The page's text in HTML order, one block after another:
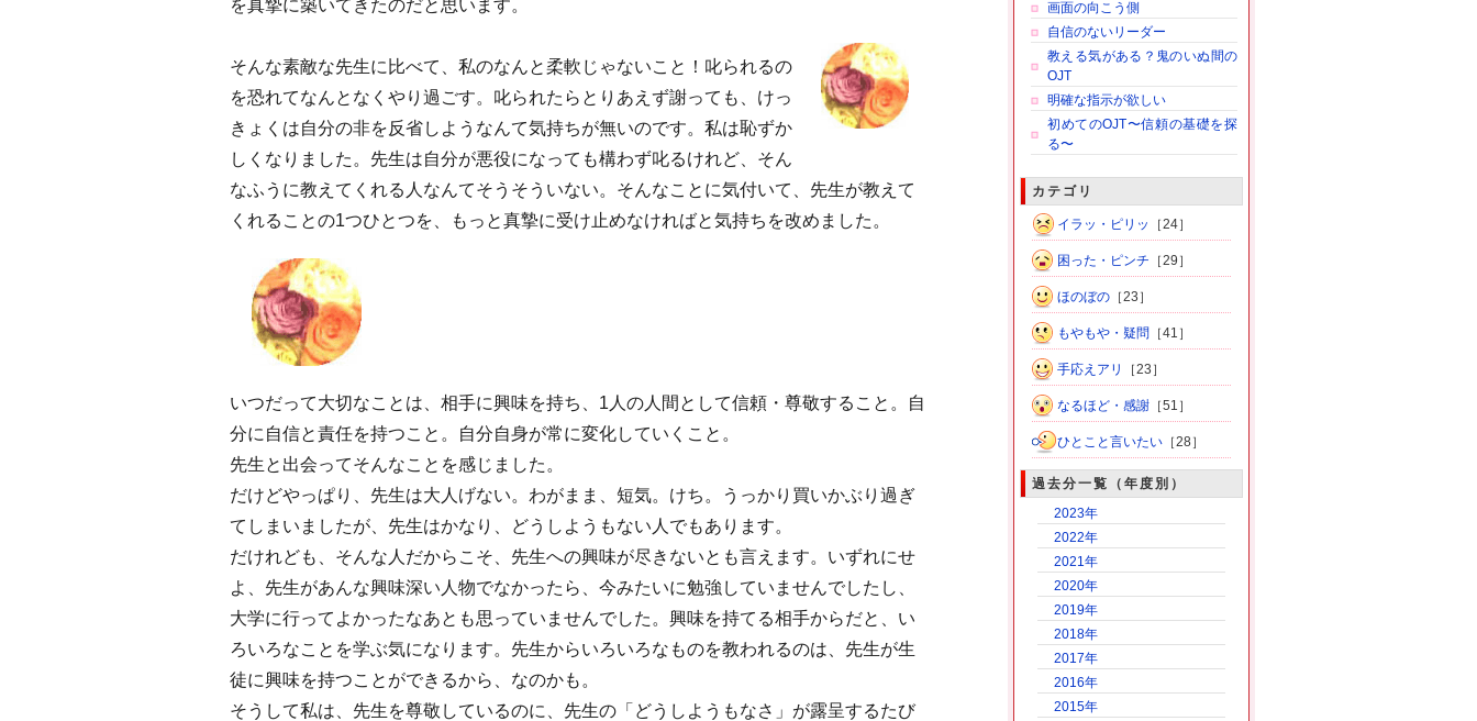
を真摯に築いてきたのだと思います。
そんな素敵な先生に比べて、私のなんと柔軟じゃないこと！叱られるの
を恐れてなんとなくやり過ごす。叱られたらとりあえず謝っても、けっ
きょくは自分の非を反省しようなんて気持ちが無いのです。私は恥ずか
しくなりました。先生は自分が悪役になっても構わず叱るけれど、そん
なふうに教えてくれる人なんてそうそういない。そんなことに気付いて、先生が教えて
くれることの1つひとつを、もっと真摯に受け止めなければと気持ちを改めました。
いつだって大切なことは、相手に興味を持ち、1人の人間として信頼・尊敬すること。自
分に自信と責任を持つこと。自分自身が常に変化していくこと。
先生と出会ってそんなことを感じました。
だけどやっぱり、先生は大人げない。わがまま、短気。けち。うっかり買いかぶり過ぎ
てしまいましたが、先生はかなり、どうしようもない人でもあります。
だけれども、そんな人だからこそ、先生への興味が尽きないとも言えます。いずれにせ
よ、先生があんな興味深い人物でなかったら、今みたいに勉強していませんでしたし、
大学に行ってよかったなあとも思っていませんでした。興味を持てる相手からだと、い
ろいろなことを学ぶ気になります。先生からいろいろなものを教われるのは、先生が生
徒に興味を持つことができるから、なのかも。
そうして私は、先生を尊敬しているのに、先生の「どうしようもなさ」が露呈するたび
画面の向こう側
自信のないリーダー
教える気がある？鬼のいぬ間の
OJT
明確な指示が欲しい
初めてのOJT〜信頼の基礎を探
る〜
カテゴリ
イラッ・ピリッ ［24］
困った・ピンチ ［29］
ほのぼの［23］
もやもや・疑問 ［41］
手応えアリ ［23］
なるほど・感謝［51］
ひとこと言いたい［28］
過去分一覧（年度別）
2023年
2022年
2021年
2020年
2019年
2018年
2017年
2016年
2015年